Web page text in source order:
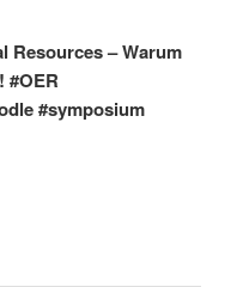
Resources – Warum
#OER
#symposium